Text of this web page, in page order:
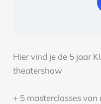
Hier vind je de 5 jaar
theatershow
+ 5 masterclasses